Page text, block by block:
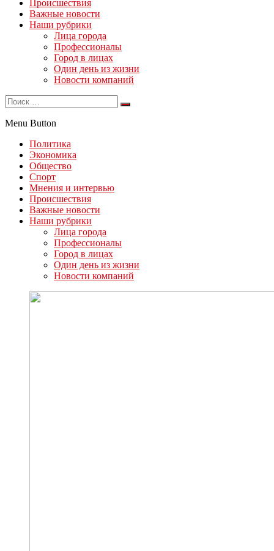
Происшествия
Важные новости
Наши рубрики
Лица города
Профессионалы
Город в лицах
Один день из жизни
Новости компаний
Menu Button
Политика
Экономика
Общество
Спорт
Мнения и интервью
Происшествия
Важные новости
Наши рубрики
Лица города
Профессионалы
Город в лицах
Один день из жизни
Новости компаний